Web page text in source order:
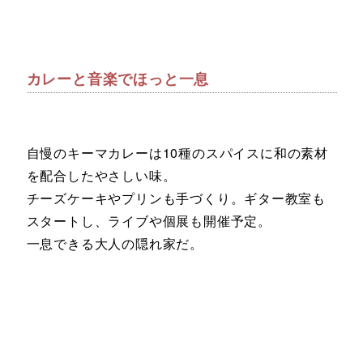
カレーと音楽でほっと一息
自慢のキーマカレーは10種のスパイスに和の素材
を配合したやさしい味。
チーズケーキやプリンも手づくり。ギター教室も
スタートし、ライブや個展も開催予定。
一息できる大人の隠れ家だ。